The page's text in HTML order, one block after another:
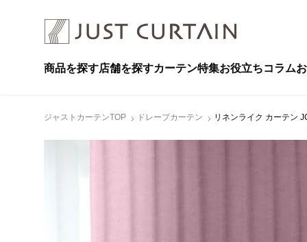
商品を探す店舗を探すカーテン特集お役立ちコラム
ジャストカーテンTOP ドレープカーテン リネンライク カーテン